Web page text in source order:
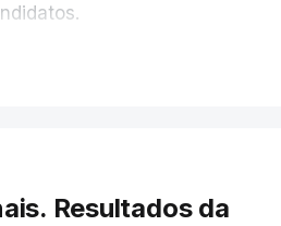
pandemia de Covid-19,
do ensino
Resultados da